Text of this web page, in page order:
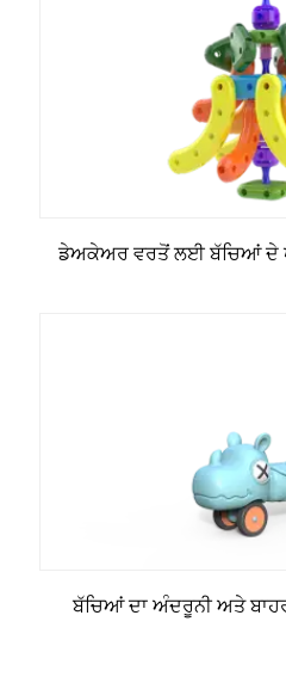
ਡੇਅਕੇਅਰ ਵਰਤੋਂ ਲਈ ਬੱਚਿਆਂ ਦੇ
ਬੱਚਿਆਂ ਦਾ ਅੰਦਰੂਨੀ ਅਤੇ